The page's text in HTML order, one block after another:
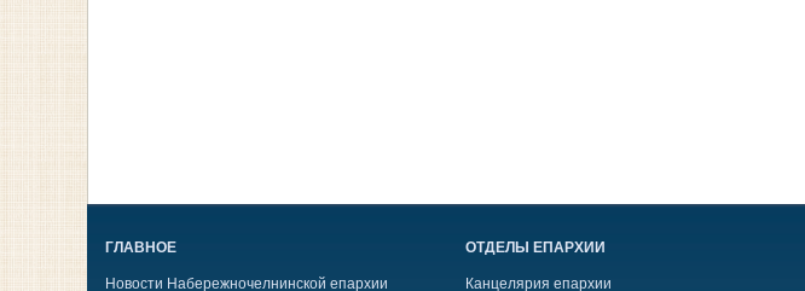
ГЛАВНОЕ
Новости Набережночелнинской епархии
ОТДЕЛЫ ЕПАРХИИ
Канцелярия епархии